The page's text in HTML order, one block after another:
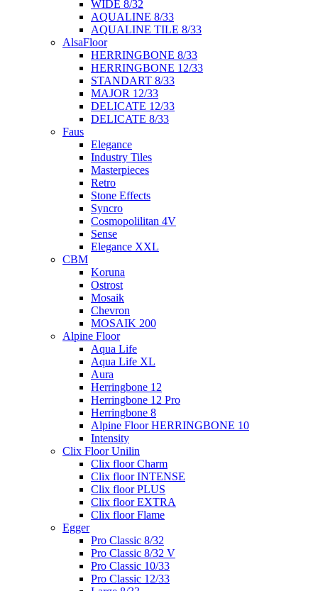
WIDE 8/32
AQUALINE 8/33
AQUALINE TILE 8/33
AlsaFloor
HERRINGBONE 8/33
HERRINGBONE 12/33
STANDART 8/33
MAJOR 12/33
DELICATE 12/33
DELICATE 8/33
Faus
Elegance
Industry Tiles
Masterpieces
Retro
Stone Effects
Syncro
Cosmopolilitan 4V
Sense
Elegance XXL
CBM
Koruna
Ostrost
Mosaik
Chevron
MOSAIK 200
Alpine Floor
Aqua Life
Aqua Life XL
Aura
Herringbone 12
Herringbone 12 Pro
Herringbone 8
Alpine Floor HERRINGBONE 10
Intensity
Clix Floor Unilin
Clix floor Charm
Clix floor INTENSE
Clix floor PLUS
Clix floor EXTRA
Clix floor Flame
Egger
Pro Classic 8/32
Pro Classic 8/32 V
Pro Classic 10/33
Pro Classic 12/33